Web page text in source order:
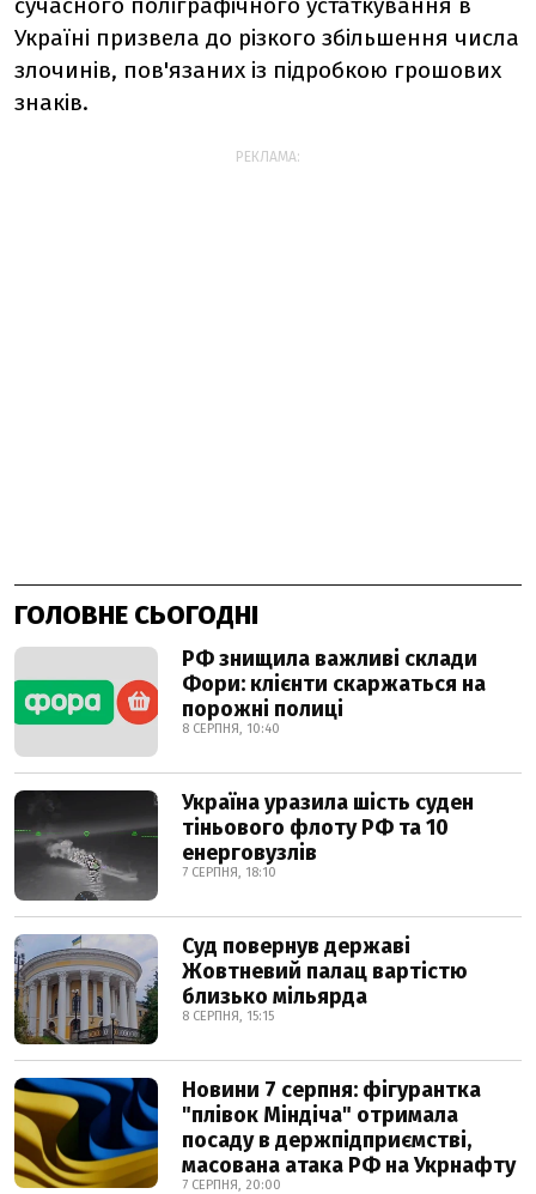
Україні призвела до різкого збільшення числа
злочинів, пов'язаних із підробкою грошових
знаків.
РЕКЛАМА:
ГОЛОВНЕ СЬОГОДНІ
РФ знищила важливі склади
Фори: клієнти скаржаться на
порожні полиці
8 СЕРПНЯ, 10:40
Україна уразила шість суден
тіньового флоту РФ та 10
енерговузлів
7 СЕРПНЯ, 18:10
Суд повернув державі
Жовтневий палац вартістю
близько мільярда
8 СЕРПНЯ, 15:15
Новини 7 серпня: фігурантка
"плівок Міндіча" отримала
посаду в держпідприємстві,
масована атака РФ на Укрнафту
7 СЕРПНЯ, 20:00